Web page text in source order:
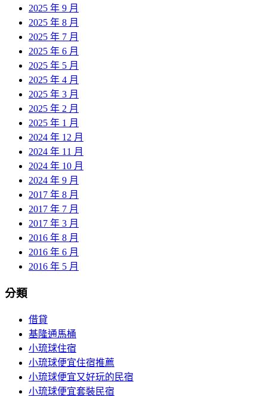
2025 年 9 月
2025 年 8 月
2025 年 7 月
2025 年 6 月
2025 年 5 月
2025 年 4 月
2025 年 3 月
2025 年 2 月
2025 年 1 月
2024 年 12 月
2024 年 11 月
2024 年 10 月
2024 年 9 月
2017 年 8 月
2017 年 7 月
2017 年 3 月
2016 年 8 月
2016 年 6 月
2016 年 5 月
分類
借貸
基隆通馬桶
小琉球住宿
小琉球便宜住宿推薦
小琉球便宜又好玩的民宿
小琉球便宜套裝民宿